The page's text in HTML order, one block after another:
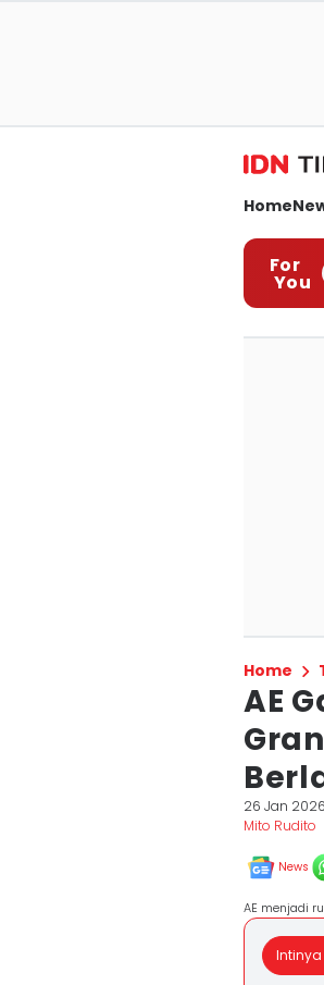
Home
For
You
Home
AE
26 Jan
Mito Rudito
News
AE menjadi
Intinya